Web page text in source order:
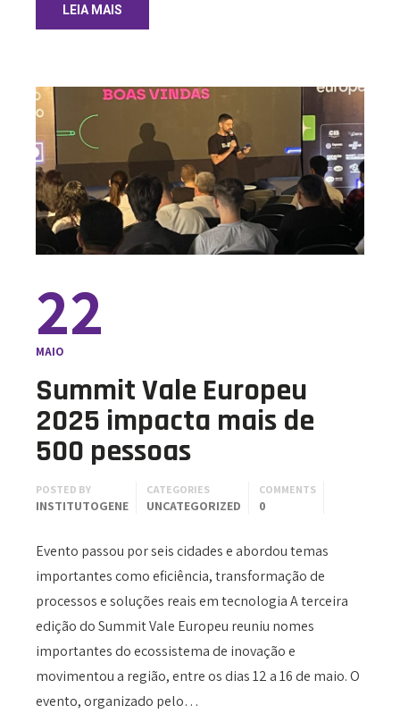
LEIA MAIS
22
MAIO
Summit Vale Europeu
2025 impacta mais de
500 pessoas
POSTED BY
INSTITUTOGENE
CATEGORIES
UNCATEGORIZED
COMMENTS
0
Evento passou por seis cidades e abordou temas
importantes como eficiência, transformação de
processos e soluções reais em tecnologia A terceira
edição do Summit Vale Europeu reuniu nomes
importantes do ecossistema de inovação e
movimentou a região, entre os dias 12 a 16 de maio. O
evento, organizado pelo…